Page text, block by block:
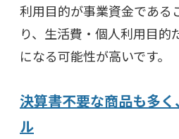
利用目的が事業資金である
り、生活費・個人利用目的
になる可能性が高いです。
決算書不要な商品も多
ル